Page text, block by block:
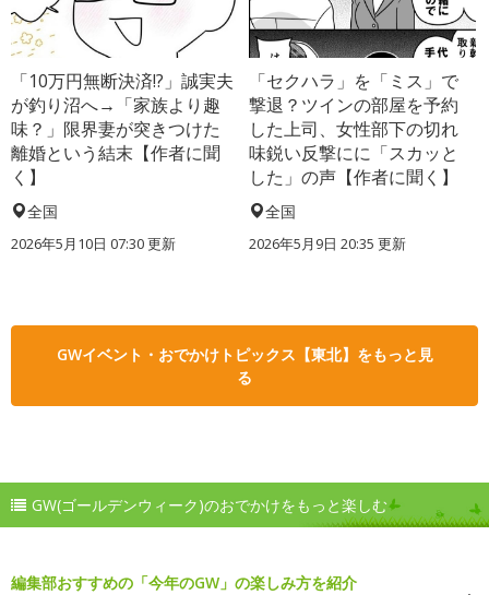
「10万円無断決済!?」誠実夫
が釣り沼へ→「家族より趣
味？」限界妻が突きつけた
離婚という結末【作者に聞
く】
全国
2026年5月10日 07:30 更新
「セクハラ」を「ミス」で
撃退？ツインの部屋を予約
した上司、女性部下の切れ
味鋭い反撃にに「スカッと
した」の声【作者に聞く】
全国
2026年5月9日 20:35 更新
GWイベント・おでかけトピックス【東北】をもっと見
る
GW(ゴールデンウィーク)のおでかけをもっと楽しむ
編集部おすすめの「今年のGW」の楽しみ方を紹介